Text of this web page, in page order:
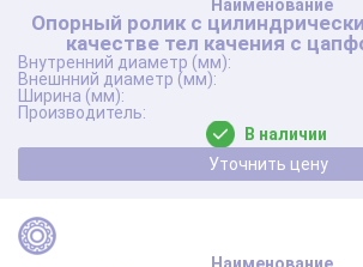
Опорный ролик с
качестве тел качения с
В наличии
Уточнить цену